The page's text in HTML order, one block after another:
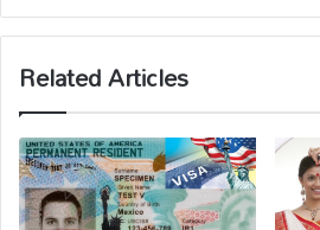
te
Related Articles